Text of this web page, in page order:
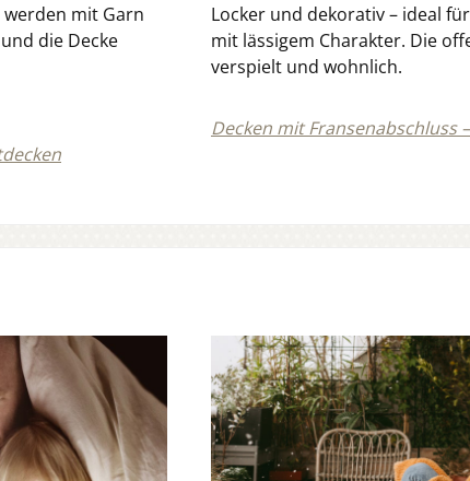
mit Garn
die Decke
Locker und dekorativ – ideal
mit lässigem Charakter. Die
verspielt und wohnlich.
Decken mit Fransenabschluss